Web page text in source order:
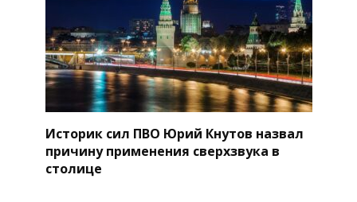
Историк сил ПВО Юрий Кнутов назвал
причину применения сверхзвука в
столице